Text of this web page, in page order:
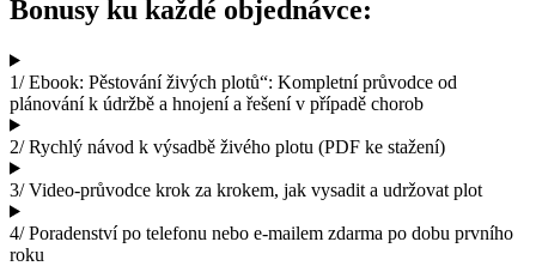
Bonusy ku každé objednávce:
1/ Ebook: Pěstování živých plotů“: Kompletní průvodce od
plánování k údržbě a hnojení a řešení v případě chorob
2/ Rychlý návod k výsadbě živého plotu (PDF ke stažení)
3/ Video-průvodce krok za krokem, jak vysadit a udržovat plot
4/ Poradenství po telefonu nebo e-mailem zdarma po dobu prvního
roku